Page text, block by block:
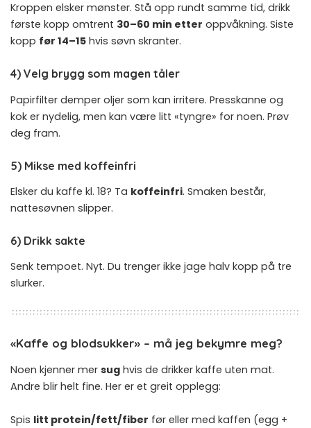
Kroppen elsker mønster. Stå opp rundt samme tid, drikk
første kopp omtrent 30–60 min etter oppvåkning. Siste
kopp før 14–15 hvis søvn skranter.
4) Velg brygg som magen tåler
Papirfilter demper oljer som kan irritere. Presskanne og
kok er nydelig, men kan være litt «tyngre» for noen. Prøv
deg fram.
5) Mikse med koffeinfri
Elsker du kaffe kl. 18? Ta koffeinfri. Smaken består,
nattesøvnen slipper.
6) Drikk sakte
Senk tempoet. Nyt. Du trenger ikke jage halv kopp på tre
slurker.
«Kaffe og blodsukker» – må jeg bekymre meg?
Noen kjenner mer sug hvis de drikker kaffe uten mat.
Andre blir helt fine. Her er et greit opplegg:
Spis litt protein/fett/fiber før eller med kaffen (egg +